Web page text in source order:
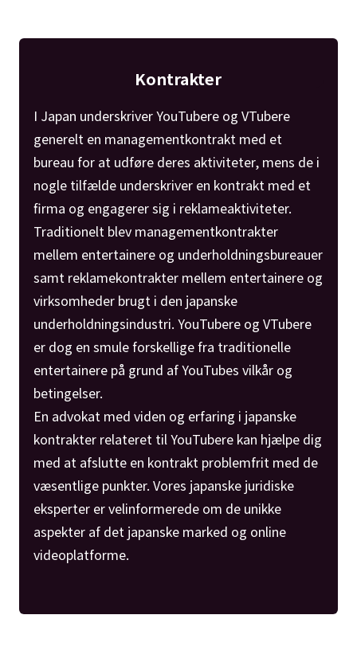
Kontrakter
I Japan underskriver YouTubere og VTubere
generelt en managementkontrakt med et
bureau for at udføre deres aktiviteter, mens de i
nogle tilfælde underskriver en kontrakt med et
firma og engagerer sig i reklameaktiviteter.
Traditionelt blev managementkontrakter
mellem entertainere og underholdningsbureauer
samt reklamekontrakter mellem entertainere og
virksomheder brugt i den japanske
underholdningsindustri. YouTubere og VTubere
er dog en smule forskellige fra traditionelle
entertainere på grund af YouTubes vilkår og
betingelser.
En advokat med viden og erfaring i japanske
kontrakter relateret til YouTubere kan hjælpe dig
med at afslutte en kontrakt problemfrit med de
væsentlige punkter. Vores japanske juridiske
eksperter er velinformerede om de unikke
aspekter af det japanske marked og online
videoplatforme.